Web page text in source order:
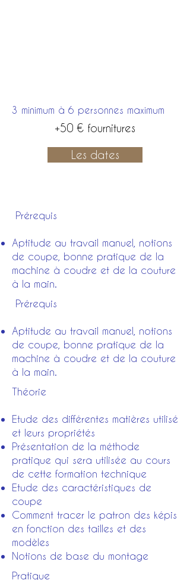
3 minimum à 6 personnes maximum
+50 € fournitures
Les dates
Prérequis
Aptitude au travail manuel, notions
de coupe, bonne pratique de la
machine à coudre et de la couture
à la main.
Prérequis
Aptitude au travail manuel, notions
de coupe, bonne pratique de la
machine à coudre et de la couture
à la main.
Théorie
Etude des différentes matières utilisé
et leurs propriétés
Présentation de la méthode
pratique qui sera utilisée au cours
de cette formation technique
Etude des caractéristiques de
coupe
Comment tracer le patron des képis
en fonction des tailles et des
modèles
Notions de base du montage
Pratique